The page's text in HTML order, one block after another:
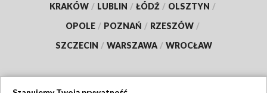
KRAKÓW / LUBLIN / ŁÓDŹ / OLSZTYN /
OPOLE / POZNAŃ / RZESZÓW /
SZCZECIN / WARSZAWA / WROCŁAW